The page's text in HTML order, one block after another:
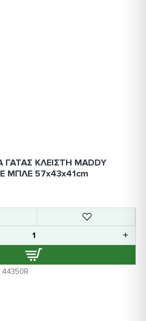
44350R
ΓΑΤΑΣ ΚΛΕΙΣΤΗ MADDY
ΜΠΛΕ 57x43x41cm